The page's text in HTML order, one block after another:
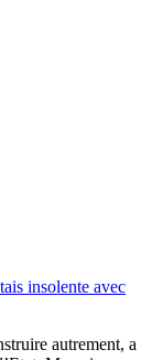
insolente avec
autrement, a